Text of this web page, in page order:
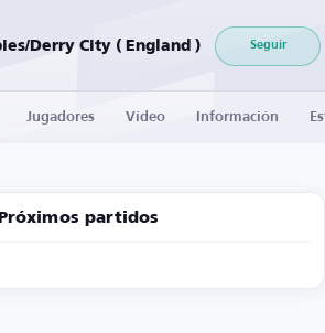
Bruno's Magpies/Derry City ( England ) Seguir
Jugadores Vídeo Información
Próximos partidos